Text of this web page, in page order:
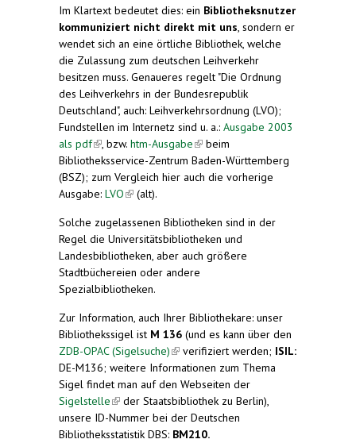
Im Klartext bedeutet dies: ein Bibliotheksnutzer
kommuniziert nicht direkt mit uns, sondern er
wendet sich an eine örtliche Bibliothek, welche
die Zulassung zum deutschen Leihverkehr
besitzen muss. Genaueres regelt "Die Ordnung
des Leihverkehrs in der Bundesrepublik
Deutschland", auch: Leihverkehrsordnung (LVO);
Fundstellen im Internetz sind u. a.: Ausgabe 2003
als pdf(link is external)
, bzw. htm-Ausgabe(link is external)
beim
Bibliotheksservice-Zentrum Baden-Württemberg
(BSZ); zum Vergleich hier auch die vorherige
Ausgabe: LVO(link is external)
(alt).
Solche zugelassenen Bibliotheken sind in der
Regel die Universitätsbibliotheken und
Landesbibliotheken, aber auch größere
Stadtbüchereien oder andere
Spezialbibliotheken.
Zur Information, auch Ihrer Bibliothekare: unser
Bibliothekssigel ist M 136 (und es kann über den
ZDB-OPAC (Sigelsuche)(link is external)
verifiziert werden; ISIL:
DE-M136; weitere Informationen zum Thema
Sigel findet man auf den Webseiten der
Sigelstelle(link is external)
der Staatsbibliothek zu Berlin),
unsere ID-Nummer bei der Deutschen
Bibliotheksstatistik DBS: BM210.